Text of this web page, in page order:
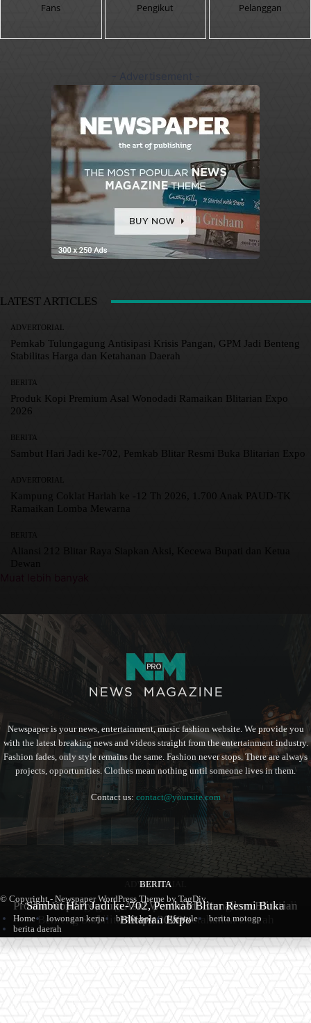
ADVERTORIAL
Pemkab Tulungagung Antisipasi Krisis Pangan, GPM Jadi
Benteng Stabilitas Harga dan Ketahanan Daerah
BERITA
Produk Kopi Premium Asal Wonodadi Ramaikan Blitarian
Expo 2026
BERITA
Sambut Hari Jadi ke-702, Pemkab Blitar Resmi Buka
Blitarian Expo
Fans Pengikut Pelanggan
LATEST ARTICLES
ADVERTORIAL
Pemkab Tulungagung Antisipasi Krisis Pangan, GPM Jadi Benteng
Stabilitas Harga dan Ketahanan Daerah
BERITA
Produk Kopi Premium Asal Wonodadi Ramaikan Blitarian Expo
2026
BERITA
Sambut Hari Jadi ke-702, Pemkab Blitar Resmi Buka Blitarian Expo
ADVERTORIAL
Kampung Coklat Harlah ke -12 Th 2026, 1.700 Anak PAUD-TK
Ramaikan Lomba Mewarna
BERITA
Newspaper is your news, entertainment, music fashion website. We provide you
with the latest breaking news and videos straight from the entertainment industry.
Fashion fades, only style remains the same. Fashion never stops. There are always
projects, opportunities. Clothes mean nothing until someone lives in them.
Contact us: contact@yoursite.com
© Copyright - Newspaper WordPress Theme by TagDiv
Home
lowongan kerja berita bola lifestyle
berita motogp
berita daerah